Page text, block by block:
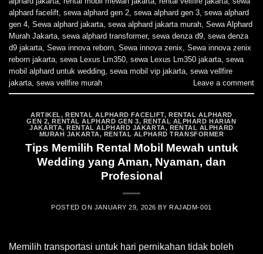
alphard facelift sewa alphard gen 2 sewa alphard gen 3 sewa alphard
gen 4 Sewa alphard jakarta sewa alphard jakarta murah Sewa Alphard
Murah Jakarta sewa alphard transformer, sewa denza d9 sewa denza
d9 jakarta Sewa innova reborn Sewa innova zenix Sewa innova zenix
reborn jakarta sewa Lexus Lm350 sewa Lexus Lm350 jakarta sewa
mobil alphard untuk wedding sewa mobil vip jakarta sewa vellfire
jakarta sewa vellfire murah Leave a comment
ARTIKEL, RENTAL ALPHARD FACELIFT, RENTAL ALPHARD
GEN 2, RENTAL ALPHARD GEN 3, RENTAL ALPHARD HARIAN
JAKARTA, RENTAL ALPHARD JAKARTA, RENTAL ALPHARD
MURAH JAKARTA, RENTAL ALPHARD TRANSFORMER
Tips Memilih Rental Mobil Mewah untuk
Wedding yang Aman, Nyaman, dan
Profesional
POSTED ON JANUARY 29, 2026 BY RAJADM-001
Memilih transportasi untuk hari pernikahan tidak boleh